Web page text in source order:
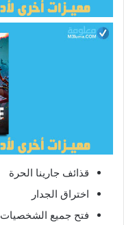
قذائف جارينا الحرة
اختراق الجدار
فتح جميع الشخصيات